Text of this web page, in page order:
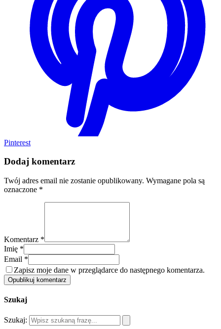
Pinterest
Dodaj komentarz
Twój adres email nie zostanie opublikowany. Wymagane pola są
oznaczone *
Komentarz *
Imię *
Email *
Zapisz moje dane w przeglądarce do następnego komentarza.
Opublikuj komentarz
Szukaj
Szukaj: